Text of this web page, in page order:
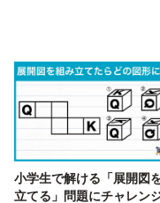
小学生で解ける「展開図
立てる」問題にチャレン